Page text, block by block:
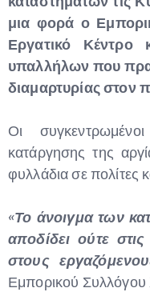
μια φορά ο
Εργατικό Κέντρο
υπαλλήλων που
διαμαρτυρίας στον
Οι
κατάργησης της
φυλλάδια σε πολίτες
«Το άνοιγμα των
αποδίδει ούτε
στους
Εμπορικού